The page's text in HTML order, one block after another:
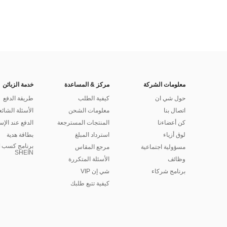
معلومات الشركة
حول شي ان
اتصال بنا
كن أعضاءنا
لوق أزياء
مسؤولية اجتماعية
وظائف
برنامج شركاء
مركز & المساعدة
كيفية الطلب
معلومات الشحن
المنتجات المسترجعة
استرداد المبلغ
مرجع المقاس
الأسئلة المتكررة
شي إن VIP
كيفية تتبع طلبك
خدمة الزبائن
طريقة الدفع
الأسئلة
الدفع عند
بطاقة هدية
برنامج كسب
SHEIN